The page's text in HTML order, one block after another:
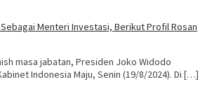
Menteri Investasi, Berikut Profil Rosan
masa jabatan, Presiden Joko Widodo
Indonesia Maju, Senin (19/8/2024). Di […]